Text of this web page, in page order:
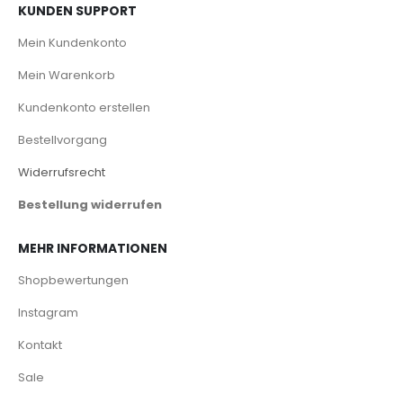
KUNDEN SUPPORT
Mein Kundenkonto
Mein Warenkorb
Kundenkonto erstellen
Bestellvorgang
Widerrufsrecht
Bestellung widerrufen
MEHR INFORMATIONEN
Shopbewertungen
Instagram
Kontakt
Sale